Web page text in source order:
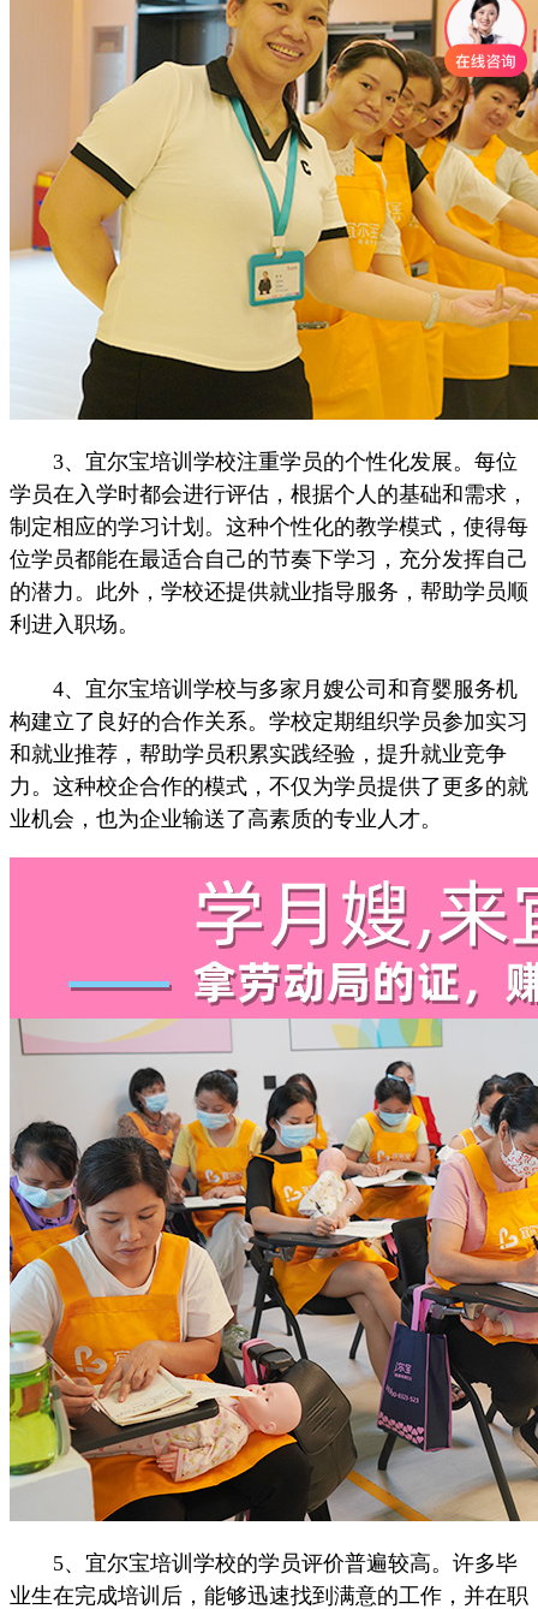
3、宜尔宝培训学校注重学员的个性化发展。每位
学员在入学时都会进行评估，根据个人的基础和需求，
制定相应的学习计划。这种个性化的教学模式，使得每
位学员都能在最适合自己的节奏下学习，充分发挥自己
的潜力。此外，学校还提供就业指导服务，帮助学员顺
利进入职场。
4、宜尔宝培训学校与多家月嫂公司和育婴服务机
构建立了良好的合作关系。学校定期组织学员参加实习
和就业推荐，帮助学员积累实践经验，提升就业竞争
力。这种校企合作的模式，不仅为学员提供了更多的就
业机会，也为企业输送了高素质的专业人才。
5、宜尔宝培训学校的学员评价普遍较高。许多毕
业生在完成培训后，能够迅速找到满意的工作，并在职